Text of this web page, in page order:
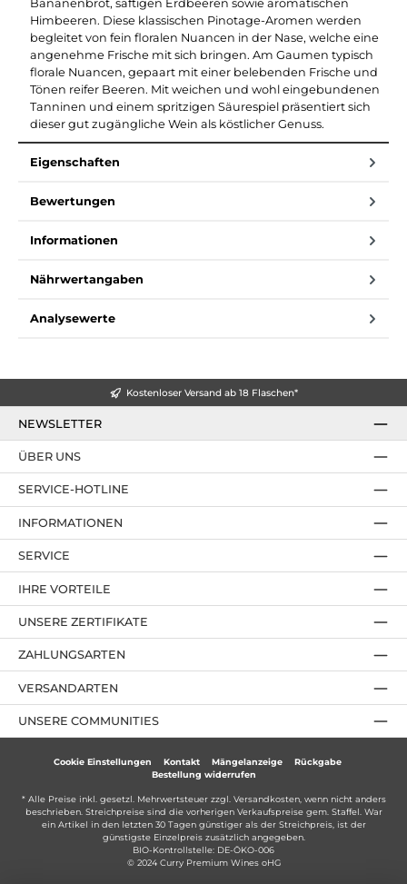
Bananenbrot, saftigen Erdbeeren sowie aromatischen
Himbeeren. Diese klassischen Pinotage-Aromen werden
begleitet von fein floralen Nuancen in der Nase, welche eine
angenehme Frische mit sich bringen. Am Gaumen typisch
florale Nuancen, gepaart mit einer belebenden Frische und
Tönen reifer Beeren. Mit weichen und wohl eingebundenen
Tanninen und einem spritzigen Säurespiel präsentiert sich
dieser gut zugängliche Wein als köstlicher Genuss.
Eigenschaften
Bewertungen
Informationen
Nährwertangaben
Analysewerte
Kostenloser Versand ab 18 Flaschen*
NEWSLETTER
SERVICE-HOTLINE
IHRE VORTEILE
ZAHLUNGSARTEN
ÜBER UNS
UNSERE ZERTIFIKATE
INFORMATIONEN
SERVICE
UNSERE COMMUNITIES
VERSANDARTEN
Cookie Einstellungen Kontakt Mängelanzeige
Rückgabe
Bestellung widerrufen
* Alle Preise inkl. gesetzl. Mehrwertsteuer zzgl. Versandkosten, wenn nicht anders
beschrieben. Streichpreise sind die vorherigen Verkaufspreise gem. Staffel. War
ein Artikel in den letzten 30 Tagen günstiger als der Streichpreis, ist der
günstigste Einzelpreis zusätzlich angegeben.
BIO-Kontrollstelle: DE-ÖKO-006
© 2024 Curry Premium Wines oHG